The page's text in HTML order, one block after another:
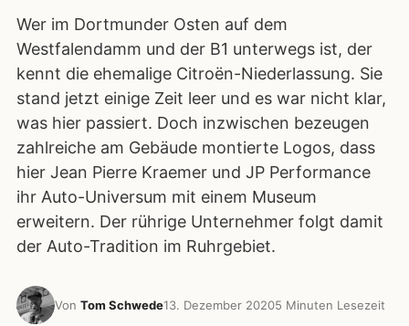
Wer im Dortmunder Osten auf dem
Westfalendamm und der B1 unterwegs ist, der
kennt die ehemalige Citroën-Niederlassung. Sie
stand jetzt einige Zeit leer und es war nicht klar,
was hier passiert. Doch inzwischen bezeugen
zahlreiche am Gebäude montierte Logos, dass
hier Jean Pierre Kraemer und JP Performance
ihr Auto-Universum mit einem Museum
erweitern. Der rührige Unternehmer folgt damit
der Auto-Tradition im Ruhrgebiet.
Von Tom Schwede13. Dezember 20205 Minuten Lesezeit